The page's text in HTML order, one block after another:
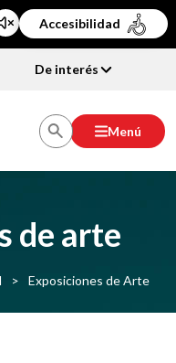
Accesibilidad
De interés
Menú
de arte
> Exposiciones de Arte